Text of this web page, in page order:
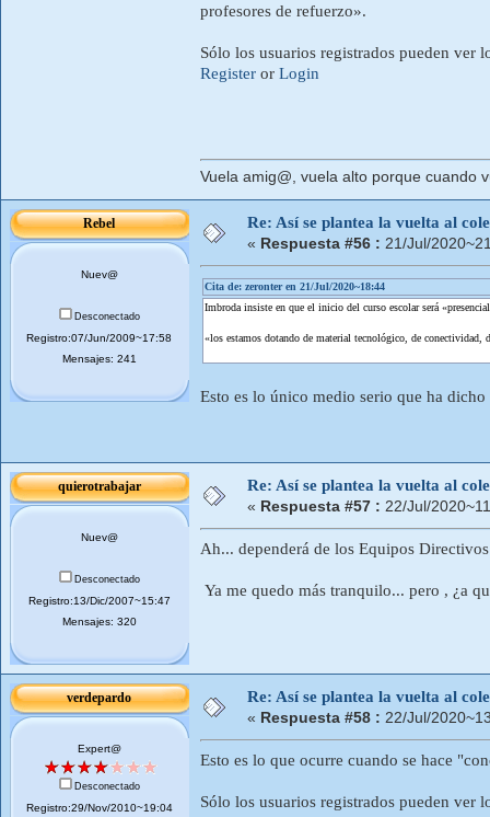
profesores de refuerzo».
Sólo los usuarios registrados pueden ver
Register or Login
Vuela amig@, vuela alto porque cuando
Rebel
Nuev@
Desconectado
Registro:07/Jun/2009~17:58
Mensajes: 241
Re: Así se plantea la vuelta al
« Respuesta #56 : 21/Jul/
Cita de: zeronter en 21/Jul/2020~18:44
Imbroda insiste en que el inicio del curso escolar será
«los estamos dotando de material tecnológico, de conectividad,
Esto es lo único medio serio que ha
quierotrabajar
Nuev@
Desconectado
Registro:13/Dic/2007~15:47
Mensajes: 320
Re: Así se plantea la vuelta al
« Respuesta #57 : 22/Jul/
Ah... dependerá de los Equipos
Ya me quedo más tranquilo... pero , ¿a
verdepardo
Expert@
Desconectado
Registro:29/Nov/2010~19:04
Re: Así se plantea la vuelta al
« Respuesta #58 : 22/Jul/
Esto es lo que ocurre cuando se hace
Sólo los usuarios registrados pueden ver